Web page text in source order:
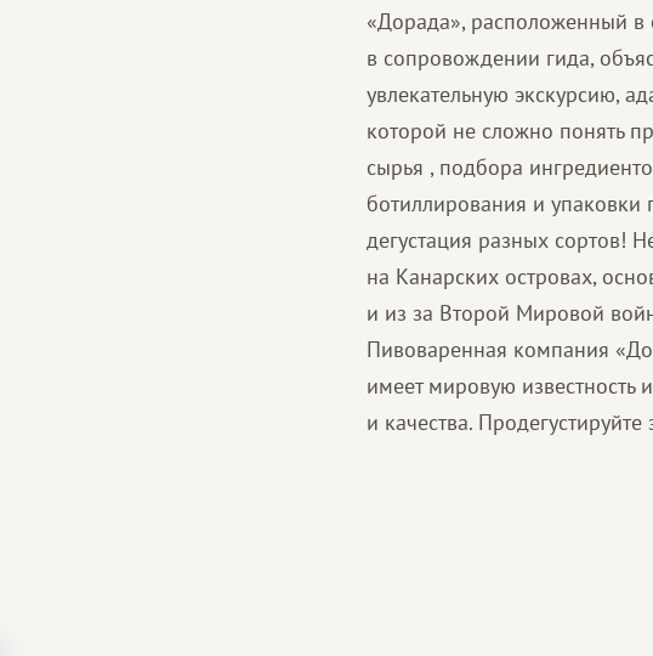
«Дорада», расположенный в
в сопровождении гида,
увлекательную экскурсию,
которой не сложно понять
сырья , подбора
ботиллирования и упаковки
дегустация разных сортов!
на Канарских островах,
и из за Второй Мировой
Пивоваренная компания
имеет мировую известность
и качества.